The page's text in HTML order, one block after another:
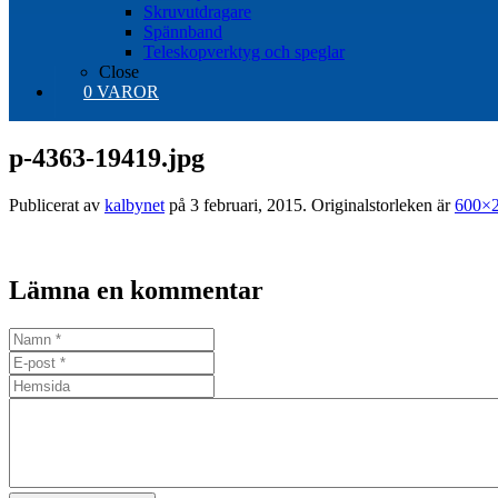
Skruvutdragare
Spännband
Teleskopverktyg och speglar
Close
0 VAROR
p-4363-19419.jpg
Publicerat av kalbynet på 3 februari, 2015. Originalstorleken är
Lämna en kommentar